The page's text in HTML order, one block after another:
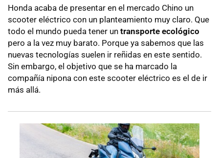
Honda acaba de presentar en el mercado Chino un
scooter eléctrico con un planteamiento muy claro. Que
todo el mundo pueda tener un transporte ecológico
pero a la vez muy barato. Porque ya sabemos que las
nuevas tecnologías suelen ir reñidas en este sentido.
Sin embargo, el objetivo que se ha marcado la
compañía nipona con este scooter eléctrico es el de ir
más allá.